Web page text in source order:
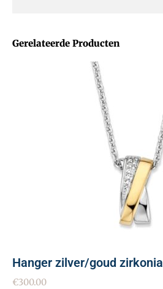
Gerelateerde Producten
Hanger zilver/goud zirkonia
€300.00